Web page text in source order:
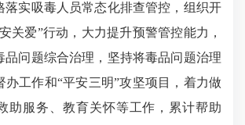
落实吸毒人员常态化排查管控，组织开
关爱”行动，大力提升预警管控能力，
品问题综合治理，坚持将毒品问题治理
办工作和“平安三明”攻坚项目，着力做
助服务、教育关怀等工作，累计帮助